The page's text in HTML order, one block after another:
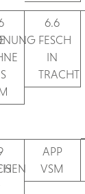
6.6
FESCH
IN
TRACHT
APP
VSM